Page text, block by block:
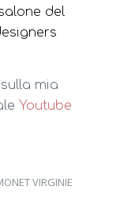
del
mia
Youtube
VIRGINIE